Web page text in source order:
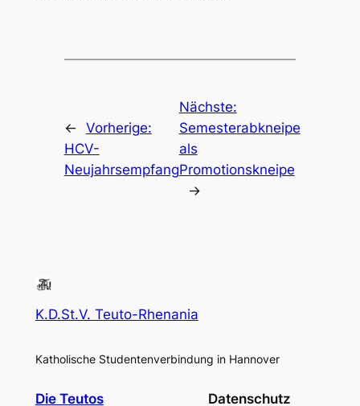
← Vorherige:
HCV-
Neujahrsempfang
Nächste:
Semesterabkneipe
als
Promotionskneipe
→
K.D.St.V. Teuto-Rhenania
Katholische Studentenverbindung in Hannover
Die Teutos Datenschutz